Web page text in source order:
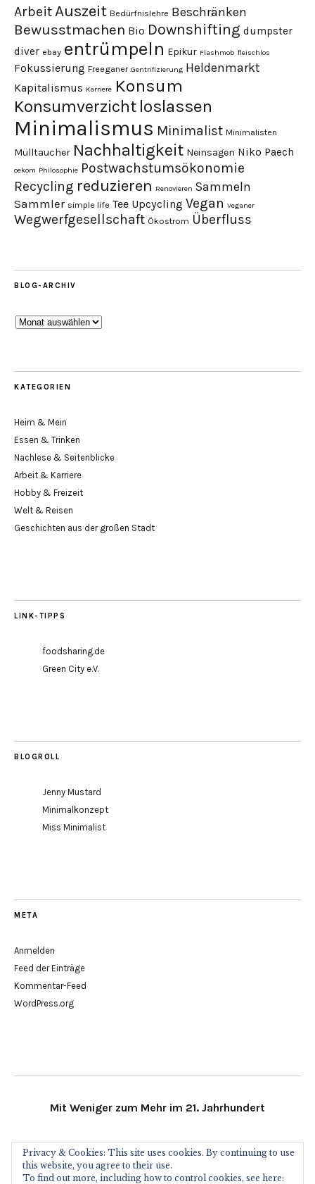
ArbeitAuszeit Bedürfnislehre Beschränken
Bewusstmachen Bio Downshifting dumpster
diver ebay entrümpeln Epikur Flashmob fleischlos
Fokussierung Freeganer Gentrifizierung Heldenmarkt
Kapitalismus Karriere Konsum
Konsumverzicht loslassen
Minimalismus Minimalist Minimalisten
Mülltaucher Nachhaltigkeit Neinsagen Niko Paech
oekom Philosophie Postwachstumsökonomie
Recycling reduzieren Renovieren Sammeln
Sammler simple life Tee Upcycling Vegan Veganer
Wegwerfgesellschaft Ökostrom Überfluss
BLOG-ARCHIV
Blog-
KATEGORIEN
Heim & Mein
Essen & Trinken
Nachlese & Seitenblicke
Arbeit & Karriere
Hobby & Freizeit
Welt & Reisen
Geschichten aus der großen Stadt
LINK-TIPPS
foodsharing.de
Green City e.V.
BLOGROLL
Jenny Mustard
Minimalkonzept
Miss Minimalist
META
Anmelden
Feed der Einträge
Kommentar-Feed
WordPress.org
Mit Weniger zum Mehr im 21. Jahrhundert
Minimalismus21 im Social Web
Privacy & Cookies: This site uses cookies. By continuing to use
this website, you agree to their use.
To find out more, including how to control cookies, see here: